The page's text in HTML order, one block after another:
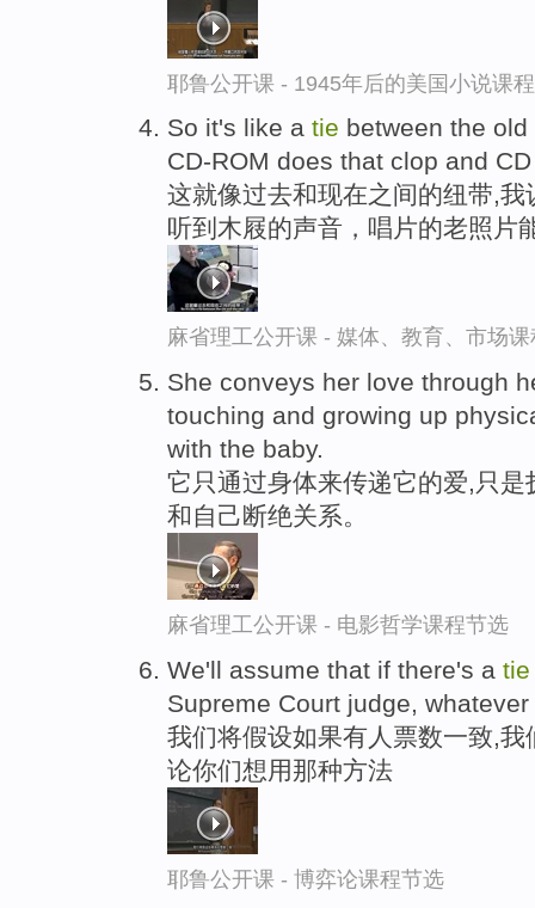
耶鲁公开课 - 1945年后的美国小说课
So it's like a tie between the
CD-ROM does that clop and
这就像过去和现在之间的纽带,
听到木屐的声音，唱片的老照片
麻省理工公开课 - 媒体、教育、市场
She conveys her love through
touching and growing up
with the baby.
它只通过身体来传递它的爱,只
和自己断绝关系。
麻省理工公开课 - 电影哲学课程节选
We'll assume that if there's a tie
Supreme Court judge,
我们将假设如果有人票数一致,
论你们想用那种方法
耶鲁公开课 - 博弈论课程节选